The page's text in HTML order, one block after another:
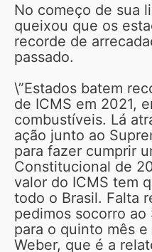
No começo de sua
queixou que os
recorde de
passado.
\”Estados batem
de ICMS em 2021,
combustíveis. Lá
ação junto ao
para fazer cumprir
Constitucional de
valor do ICMS tem
todo o Brasil. Falta
pedimos socorro
para o quinto mês e
Weber, que é a